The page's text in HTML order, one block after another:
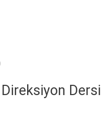
Dersi